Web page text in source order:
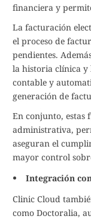
financiera y
La facturación
el proceso de
pendientes.
la historia clínica y
contable y
generación de
En conjunto, estas
administrativa,
aseguran el
mayor control
Integración
Clinic Cloud
como Doctoralia,